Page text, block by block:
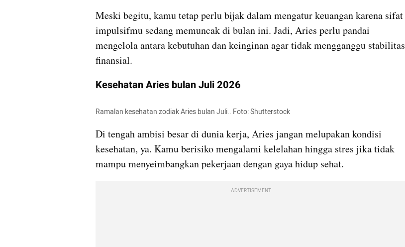
Meski begitu, kamu tetap perlu bijak dalam mengatur keuangan karena sifat
impulsifmu sedang memuncak di bulan ini. Jadi, Aries perlu pandai
mengelola antara kebutuhan dan keinginan agar tidak mengganggu stabilitas
finansial.
Kesehatan Aries bulan Juli 2026
Ramalan kesehatan zodiak Aries bulan Juli.. Foto: Shutterstock
Di tengah ambisi besar di dunia kerja, Aries jangan melupakan kondisi
kesehatan, ya. Kamu berisiko mengalami kelelahan hingga stres jika tidak
mampu menyeimbangkan pekerjaan dengan gaya hidup sehat.
ADVERTISEMENT